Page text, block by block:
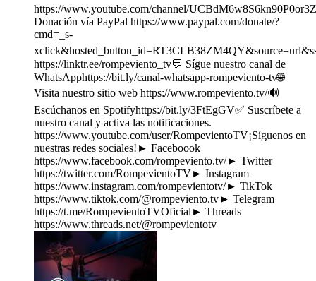
https://www.youtube.com/channel/
Donación vía PayPal https://www.paypal.com/donate/?
cmd=_s-
https://linktr.ee/rompeviento_tv💬 Sígue nuestro canal de
WhatsApphttps://bit.ly/canal-whatsapp-rompeviento-tv🌐
Visita nuestro sitio web https://www.rompeviento.tv/🔊
Escúchanos en Spotifyhttps://bit.ly/3FtEgGV✅ Suscríbete a
nuestro canal y activa las notificaciones.
https://www.youtube.com/user/RompevientoTV¡Síguenos en
nuestras redes sociales!► Faceboook
https://www.facebook.com/rompeviento.tv/► Twitter
https://twitter.com/RompevientoTV► Instagram
https://www.instagram.com/rompevientotv/► TikTok
https://www.tiktok.com/@rompeviento.tv► Telegram
https://t.me/RompevientoTVOficial► Threads
https://www.threads.net/@rompevientotv